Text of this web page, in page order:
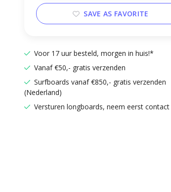
SAVE AS FAVORITE
Voor 17 uur besteld, morgen in huis!*
Vanaf €50,- gratis verzenden
Surfboards vanaf €850,- gratis verzenden
(Nederland)
Versturen longboards, neem eerst contact